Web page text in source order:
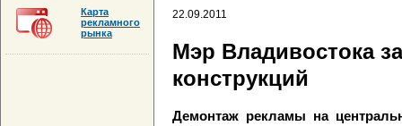
22.09.2011
Мэр Владивостока
конструкций
Демонтаж рекламы на
Карта
рекламного
рынка